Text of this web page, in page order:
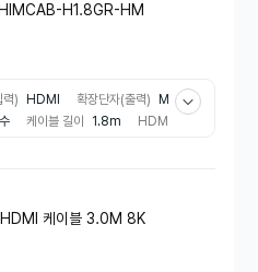
H1.8GR-HM
력) HDMI 확장단자(출력)
M
케이블 길이 1.8m
HDM
케이블 3.0M 8K